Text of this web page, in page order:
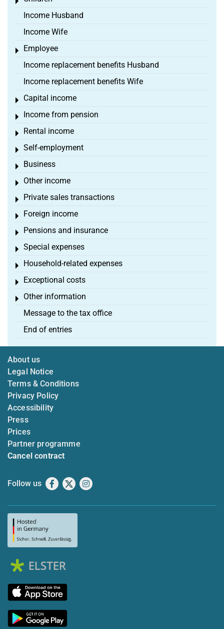
Income Husband
Income Wife
Employee
Toggle menu
Income replacement benefits Husband
Income replacement benefits Wife
Capital income
Toggle menu
Income from pension
Toggle menu
Rental income
Toggle menu
Self-employment
Toggle menu
Business
Toggle menu
Other income
Toggle menu
Private sales transactions
Toggle menu
Foreign income
Toggle menu
Pensions and insurance
Toggle menu
Special expenses
Toggle menu
Household-related expenses
Toggle menu
Exceptional costs
Toggle menu
Other information
Toggle menu
Message to the tax office
End of entries
About us
Legal Notice
Terms & Conditions
Privacy Policy
Accessibility
Press
Prices
Partner programme
Cancel contract
Follow us Facebook
X Instagram